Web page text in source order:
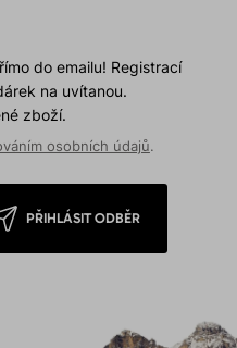
do emailu! Registrací
na uvítanou.
zboží.
osobních údajů.
PŘIHLÁSIT ODBĚR